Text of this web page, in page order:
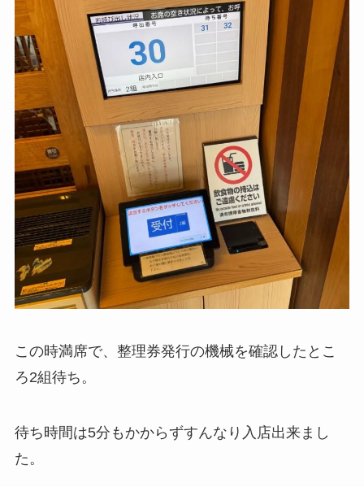
この時満席で、整理券発行の機械を確認したとこ
ろ2組待ち。
待ち時間は5分もかからずすんなり入店出来まし
た。